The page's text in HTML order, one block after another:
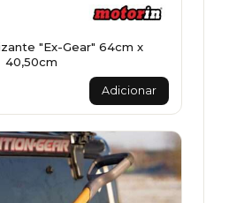
"Ex-Gear" 64cm x
40,50cm
Adicionar